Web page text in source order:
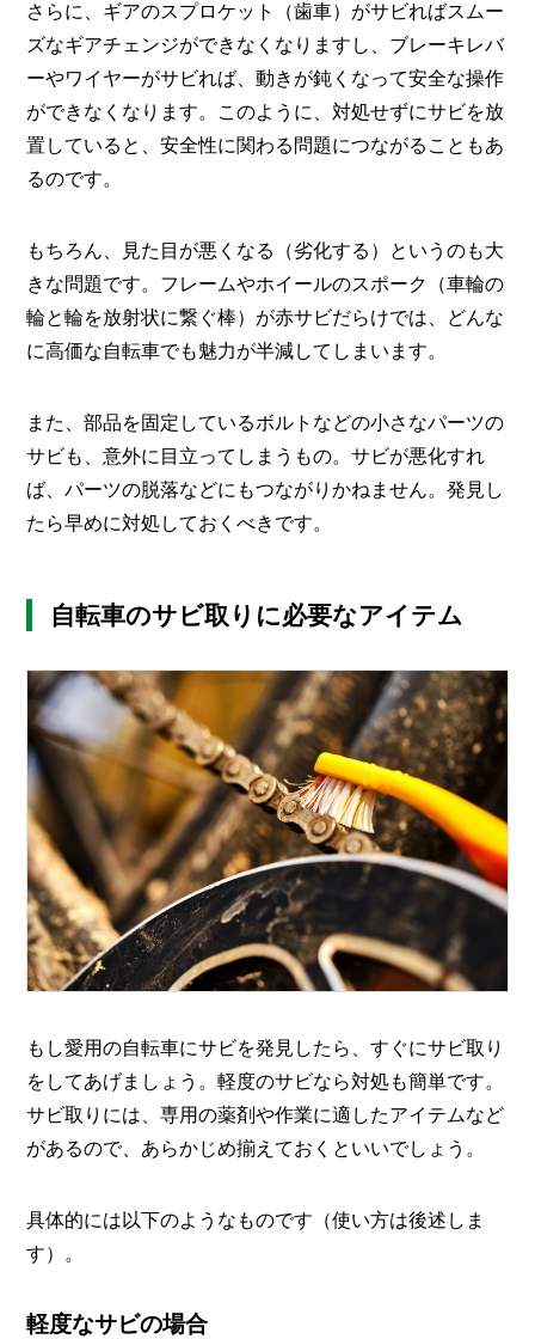
さらに、ギアのスプロケット（歯車）がサビればスムー
ズなギアチェンジができなくなりますし、ブレーキレバ
ーやワイヤーがサビれば、動きが鈍くなって安全な操作
ができなくなります。このように、対処せずにサビを放
置していると、安全性に関わる問題につながることもあ
るのです。
もちろん、見た目が悪くなる（劣化する）というのも大
きな問題です。フレームやホイールのスポーク（車輪の
輪と輪を放射状に繋ぐ棒）が赤サビだらけでは、どんな
に高価な自転車でも魅力が半減してしまいます。
また、部品を固定しているボルトなどの小さなパーツの
サビも、意外に目立ってしまうもの。サビが悪化すれ
ば、パーツの脱落などにもつながりかねません。発見し
たら早めに対処しておくべきです。
自転車のサビ取りに必要なアイテム
もし愛用の自転車にサビを発見したら、すぐにサビ取り
をしてあげましょう。軽度のサビなら対処も簡単です。
サビ取りには、専用の薬剤や作業に適したアイテムなど
があるので、あらかじめ揃えておくといいでしょう。
具体的には以下のようなものです（使い方は後述しま
す）。
軽度なサビの場合